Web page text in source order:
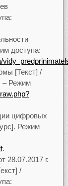
доступа:
[Текст] /
– Режим
цифровых
Режим
.
28.07.2017 г.
/